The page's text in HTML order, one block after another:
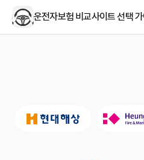
운전자보험 비교사이트 선택